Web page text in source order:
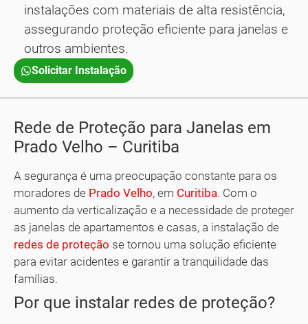
instalações com materiais de alta resistência,
assegurando proteção eficiente para janelas e
outros ambientes.
Solicitar Instalação
Rede de Proteção para Janelas em
Prado Velho – Curitiba
A segurança é uma preocupação constante para os
moradores de Prado Velho, em Curitiba. Com o
aumento da verticalização e a necessidade de proteger
as janelas de apartamentos e casas, a instalação de
redes de proteção se tornou uma solução eficiente
para evitar acidentes e garantir a tranquilidade das
famílias.
Por que instalar redes de proteção?